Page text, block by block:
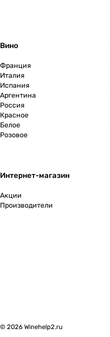
Уругвай
Филиппины
Финляндия
Вино
Франция
Италия
Испания
Аргентина
Россия
Красное
Белое
Розовое
Интернет-магазин
Акции
Производители
© 2026 Winehelp2.ru